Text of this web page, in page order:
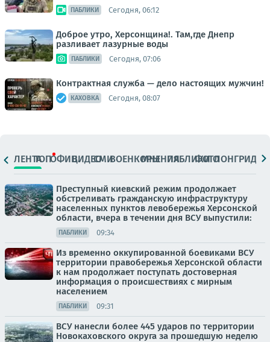
ПАБЛИКИ Сегодня, 06:12
Доброе утро, Херсонщина!. Там,где Днепр
разливает лазурные воды
ПАБЛИКИ Сегодня, 07:06
Контрактная служба — дело настоящих мужчин!
КАХОВКА Сегодня, 08:07
ЛЕНТАТОПОФИЦ.ВИДЕОСМИВОЕНКОРЫМНЕНИЯПАБЛИКИ
ФОТОЛОНГРИДЫ
Преступный киевский режим продолжает
обстреливать гражданскую инфраструктуру
населенных пунктов левобережья Херсонской
области, вчера в течении дня ВСУ выпустили:
ПАБЛИКИ 09:34
Из временно оккупированной боевиками ВСУ
территории правобережья Херсонской области
к нам продолжает поступать достоверная
информация о происшествиях с мирным
населением
ПАБЛИКИ 09:31
ВСУ нанесли более 445 ударов по территории
Новокаховского округа за прошедшую неделю